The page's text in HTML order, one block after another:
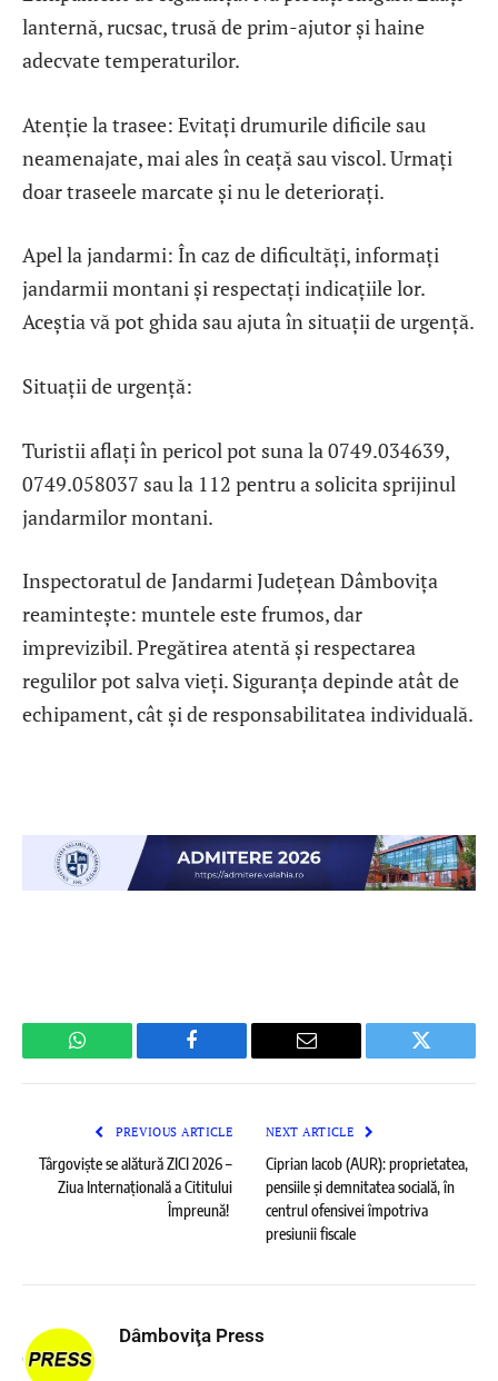
lanternă, rucsac, trusă de prim-ajutor și haine
adecvate temperaturilor.
Atenție la trasee: Evitați drumurile dificile sau
neamenajate, mai ales în ceață sau viscol. Urmați
doar traseele marcate și nu le deteriorați.
Apel la jandarmi: În caz de dificultăți, informați
jandarmii montani și respectați indicațiile lor.
Aceștia vă pot ghida sau ajuta în situații de urgență.
Situații de urgență:
Turistii aflați în pericol pot suna la 0749.034639,
0749.058037 sau la 112 pentru a solicita sprijinul
jandarmilor montani.
Inspectoratul de Jandarmi Județean Dâmbovița
reamintește: muntele este frumos, dar
imprevizibil. Pregătirea atentă și respectarea
regulilor pot salva vieți. Siguranța depinde atât de
echipament, cât și de responsabilitatea individuală.
WhatsApp Facebook Email Twitter
PREVIOUS ARTICLE
Târgoviște se alătură ZICI 2026 –
Ziua Internațională a Cititului
Împreună!
NEXT ARTICLE
Ciprian Iacob (AUR): proprietatea,
pensiile și demnitatea socială, în
centrul ofensivei împotriva
presiunii fiscale
Dâmboviţa Press